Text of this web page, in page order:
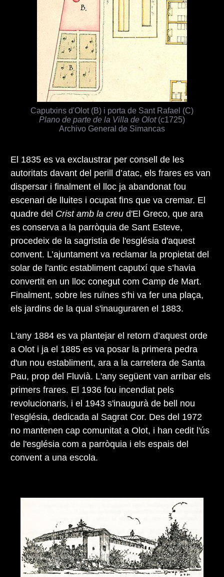
El 1835 es va exclaustrar per consell de les
autoritats davant del perill d’atac, els frares es van
dispersar i finalment el lloc ja abandonat fou
escenari de lluites i ocupat fins que va cremar. El
quadre del Crist amb la creu d'El Greco, que ara
es conserva a la parròquia de Sant Esteve,
procedeix de la sagristia de l'església d'aquest
convent. L’ajuntament va reclamar la propietat del
solar de l'antic establiment caputxí que s’havia
convertit en un lloc conegut com Camp de Mart.
Finalment, sobre les ruïnes s'hi va fer una plaça,
els jardins de la qual s'inauguraren el 1883.
L'any 1884 es va plantejar el retorn d’aquest orde
a Olot i ja el 1885 es va posar la primera pedra
d'un nou establiment, ara a la carretera de Santa
Pau, prop del Fluvià. L'any següent van arribar els
primers frares. El 1936 fou incendiat pels
revolucionaris, i el 1943 s'inaugurà de bell nou
l’església, dedicada al Sagrat Cor. Des del 1972
no mantenen cap comunitat a Olot, i han cedit l'ús
de l'església com a parròquia i els espais del
convent a una escola.
Caputxins d'Olot (B) i porta de Sant Rafael (C)
Plano de parte de la Villa de Olot(c1725)
Archivo General de Simancas